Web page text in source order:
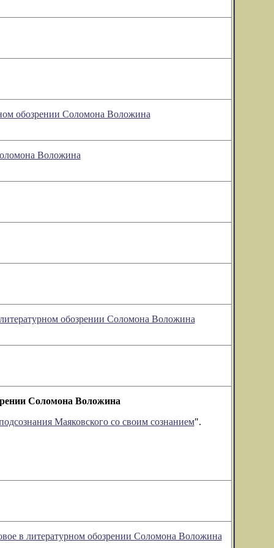
обозрении Соломона Воложина
Воложина
обозрении Соломона Воложина
Соломона Воложина
Маяковского со своим сознанием".
в литературном обозрении Соломона Воложина